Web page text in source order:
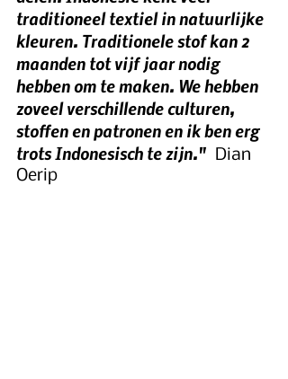
traditioneel textiel in natuurlijke
kleuren. Traditionele stof kan 2
maanden tot vijf jaar nodig
hebben om te maken. We hebben
zoveel verschillende culturen,
stoffen en patronen en ik ben erg
trots Indonesisch te zijn." Dian
Oerip